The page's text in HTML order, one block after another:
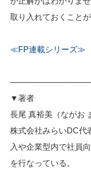
取り入れておくこと
≪FP連載シリーズ≫
▼著者
長尾 真裕美（ながお
株式会社みらいDC代
入や企業型内で社員
を行なっている。